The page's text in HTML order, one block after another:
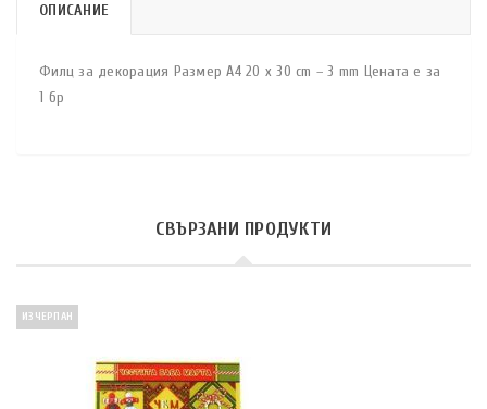
ОПИСАНИЕ
Филц за декорация Размер A4 20 x 30 cm – 3 mm Цената е за
1 бр
СВЪРЗАНИ ПРОДУКТИ
ИЗЧЕРПАН